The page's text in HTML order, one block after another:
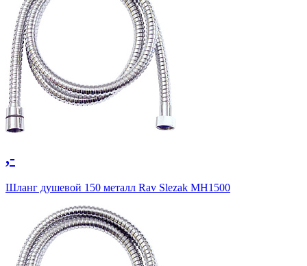
,-
Шланг душевой 150 металл Rav Slezak MH1500